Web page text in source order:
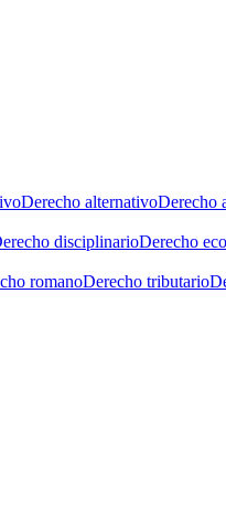
Derecho alternativoDerecho
disciplinarioDerecho
romanoDerecho tributario